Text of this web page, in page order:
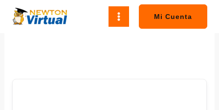
Mi Cuenta